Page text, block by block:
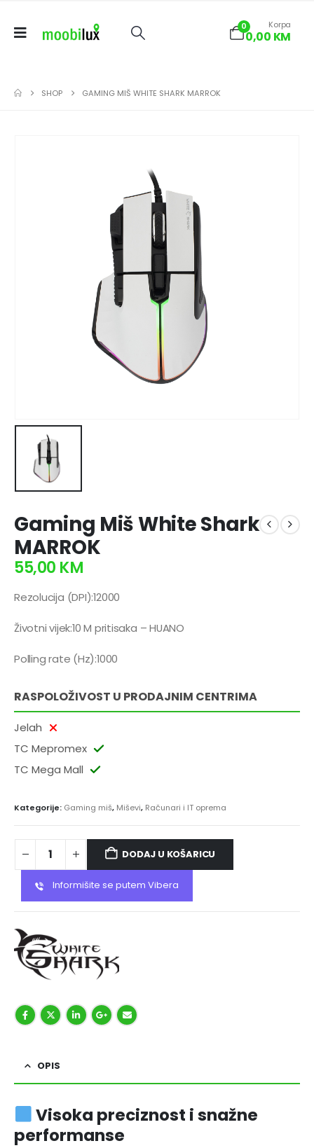
0 Korpa
0,00 KM
SHOP GAMING MIŠ WHITE SHARK MARROK
Gaming Miš White Shark
MARROK
55,00 KM
Rezolucija (DPI):12000
Životni vijek:10 M pritisaka – HUANO
Polling rate (Hz):1000
RASPOLOŽIVOST U PRODAJNIM CENTRIMA
Jelah
TC Mepromex
TC Mega Mall
Kategorije: Gaming miš, Miševi, Računari i IT oprema
DODAJ U KOŠARICU
Informišite se putem Vibera
OPIS
Visoka preciznost i snažne
performanse